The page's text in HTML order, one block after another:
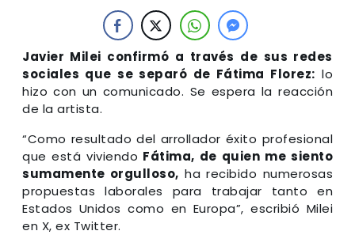
Javier Milei confirmó a través de sus redes
sociales que se separó de Fátima Florez: lo
hizo con un comunicado. Se espera la reacción
de la artista.
“Como resultado del arrollador éxito profesional
que está viviendo Fátima, de quien me siento
sumamente orgulloso, ha recibido numerosas
propuestas laborales para trabajar tanto en
Estados Unidos como en Europa”, escribió Milei
en X, ex Twitter.